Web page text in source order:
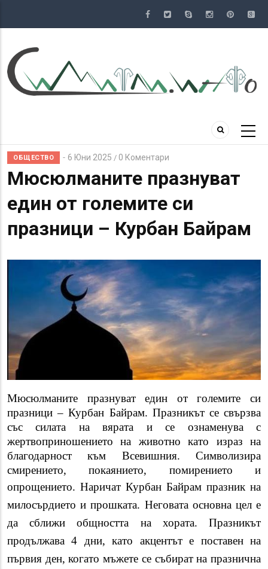
съдържание
ОБЩЕСТВО 6 Юни 2025 / 0 Коментари
Мюсюлманите празнуват
един от големите си
празници – Курбан Байрам
Мюсюлманите празнуват един от големите си
празници – Курбан Байрам. Празникът се свързва
със силата на вярата и се ознаменува с
жертвоприношението на животно като израз на
благодарност към Всевишния. Символизира
смирението, покаянието, помирението и
опрощението. Наричат Курбан Байрам празник на
милосърдието и прошката. Неговата основна цел е
да сближи общността на хората. Празникът
продължава 4 дни, като акцентът е поставен на
първия ден, когато мъжете се събират на празнична